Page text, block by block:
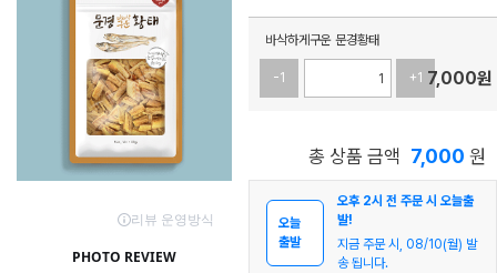
바삭하게구운 문경황태
+1
-1 7,000원
총 상품 금액 7,000 원
오늘
출발
오후 2시 전 주문 시 오늘출
발!
지금 주문 시, 08/10(월) 발
송 됩니다.